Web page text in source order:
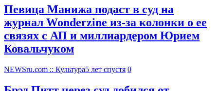
Певица Манижа подаст в суд на
журнал Wonderzine из-за колонки о ее
связях с АП и миллиардером Юрием
Ковальчуком
NEWSru.com :: Культура5 лет спустя 0